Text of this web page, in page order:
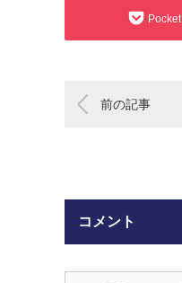
Pocket
前の記事
コメント